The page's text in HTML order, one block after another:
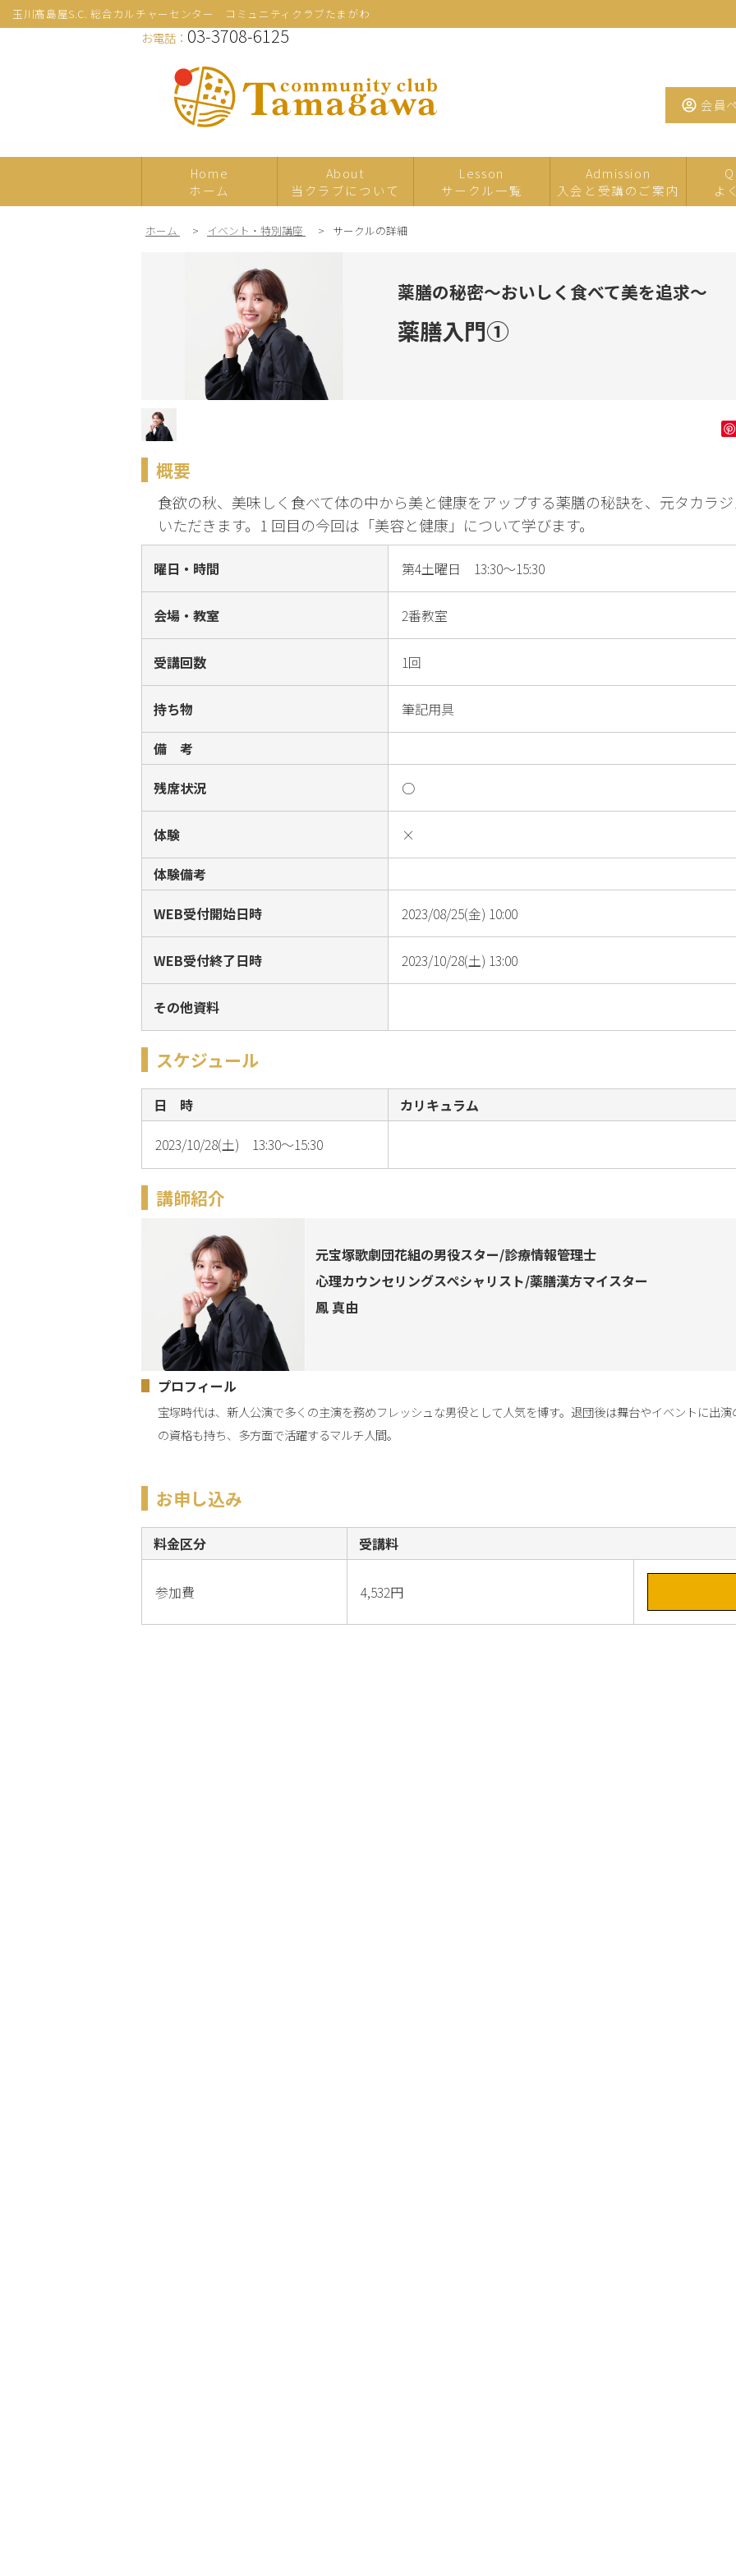
玉川髙島屋S.C. 総合カルチャーセンター コミュニティクラブたまがわ
お電話： 03-3708-6125
会員
Home
ホーム
About
当クラブについて
Lesson
サークル一覧
プレ体験
サロン
日本の伝統文
化
花・
ル
Admission
入会と受講のご案内
よ
ホーム > イベント・特別講座 > サークルの詳細
薬膳の秘密〜おいしく食べて美を追求〜
薬膳入門①
概要
食欲の秋、美味しく食べて体の中から美と健康をアップする薬膳の秘訣を、元タカラ
いただきます。1 回目の今回は「美容と健康」について学びます。
曜日・時間 第4土曜日 13:30～15:30
会場・教室 2番教室
受講回数 1回
持ち物
筆記用具
備 考
残席状況
○
体験
×
体験備考
WEB受付開始日時
2023/08/25(金) 10:00
WEB受付終了日時 2023/10/28(土) 13:00
その他資料
スケジュール
日 時
カリキュラム
2023/10/28(土) 13:30～15:30
講師紹介
元宝塚歌劇団花組の男役スター/診療情報管理士
心理カウンセリングスペシャリスト/薬膳漢方マイスター
鳳 真由
プロフィール
宝塚時代は、新人公演で多くの主演を務めフレッシュな男役として人気を博す。退団後は舞台やイベントに出
の資格も持ち、多方面で活躍するマルチ人間。
お申し込み
料金区分 受講料
参加費 4,532円